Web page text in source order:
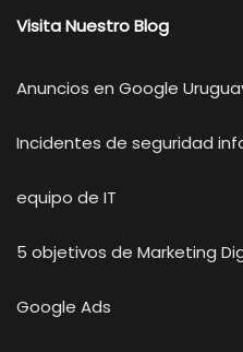
Visita Nuestro Blog
Anuncios en Google
Incidentes de seguridad
equipo de IT
5 objetivos de Marketing
Google Ads